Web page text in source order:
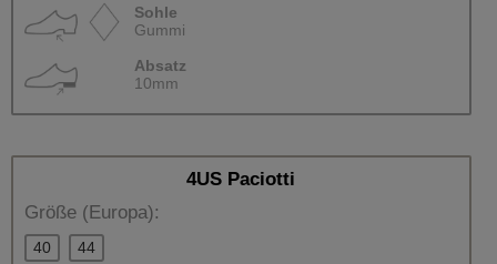
Sohle
Gummi
Absatz
10mm
4US Paciotti
Größe (Europa):
40 44